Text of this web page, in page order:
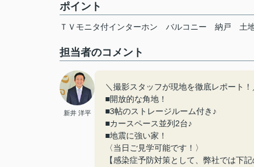
ポイント
ＴＶモニタ付インターホン バルコニー 納戸 土
担当者のコメント
新井 洋平
＼撮影スタッフが現地を徹底レポート！
■開放的な角地！
■3帖のストレージルーム付き♪
■カースペース並列2台♪
■地震に強い家！
〈当日ご見学可能です！〉
【感染症予防対策として、弊社では下